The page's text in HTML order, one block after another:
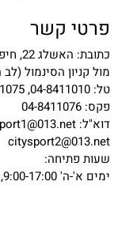
פרטי קשר
כתובת: האשלג 22, חיפה
מול קניון הסינמול
טל: 04-8411010, 04-8411075
פקס: 04-8411076
דוא"ל:
citysport2@013.net
שעות פתיחה:
ימים א'-ה' 9:00-17:00, יום ו' וערבי חג 9:00-13:00